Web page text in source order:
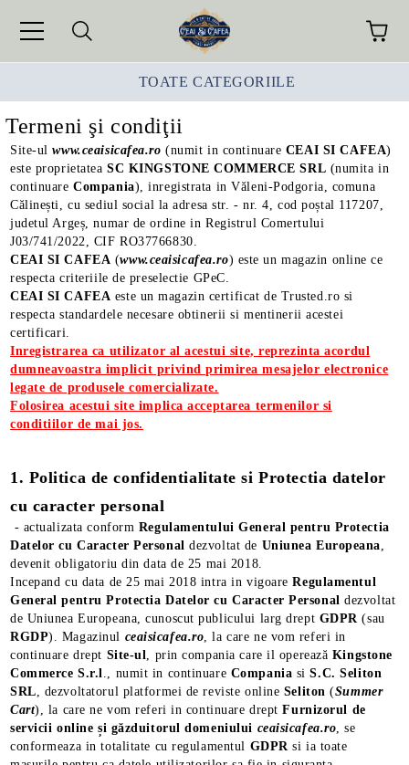
TOATE CATEGORIILE
Termeni şi condiţii
Site-ulwww.ceaisicafea.ro (numit in continuare CEAI SI CAFEA)
este proprietateaSC KINGSTONE COMMERCE SRL (numita in
continuare Compania), inregistrata in Văleni-Podgoria, comuna
Călinești, cu sediul social la adresa str. - nr. 4, cod poștal 117207,
judetul Argeș, numar de ordine in Registrul Comertului
J03/741/2022, CIF RO37766830.
CEAI SI CAFEA (www.ceaisicafea.ro) este un magazin online ce
respecta criteriile de preselectie GPeC.
CEAI SI CAFEA este un magazin certificat de Trusted.ro si
respecta standardele necesare obtinerii si mentinerii acestei
certificari.
Inregistrarea ca utilizator al acestui site, reprezinta acordul
dumneavoastra implicit privind primirea mesajelor electronice
legate de produsele comercializate.
Folosirea acestui site implica acceptarea termenilor si
conditiilor de mai jos.
1. Politica de confidentialitate si Protectia datelor
cu caracter personal
- actualizata conform Regulamentului General pentru Protectia
Datelor cu Caracter Personal dezvoltat de Uniunea Europeana,
devenit obligatoriu din data de 25 mai 2018.
Incepand cu data de 25 mai 2018 intra in vigoareRegulamentul
General pentru Protectia Datelor cu Caracter Personal dezvoltat
de Uniunea Europeana, cunoscut publicului larg drept GDPR(sau
RGDP). Magazinul ceaisicafea.ro, la care ne vom referi in
continuare drept Site-ul, prin compania care il operează Kingstone
Commerce S.r.l., numit in continuare Compania siS.C. Seliton
SRL, dezvoltatorul platformei de reviste online Seliton(Summer
Cart), la care ne vom referi in continuare dreptFurnizorul de
servicii online și găzduitorul domeniului ceaisicafea.ro, se
conformeaza in totalitate cu regulamentul GDPRsi ia toate